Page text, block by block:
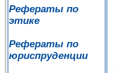
Рефераты по
этике
Рефераты по
юриспруденции